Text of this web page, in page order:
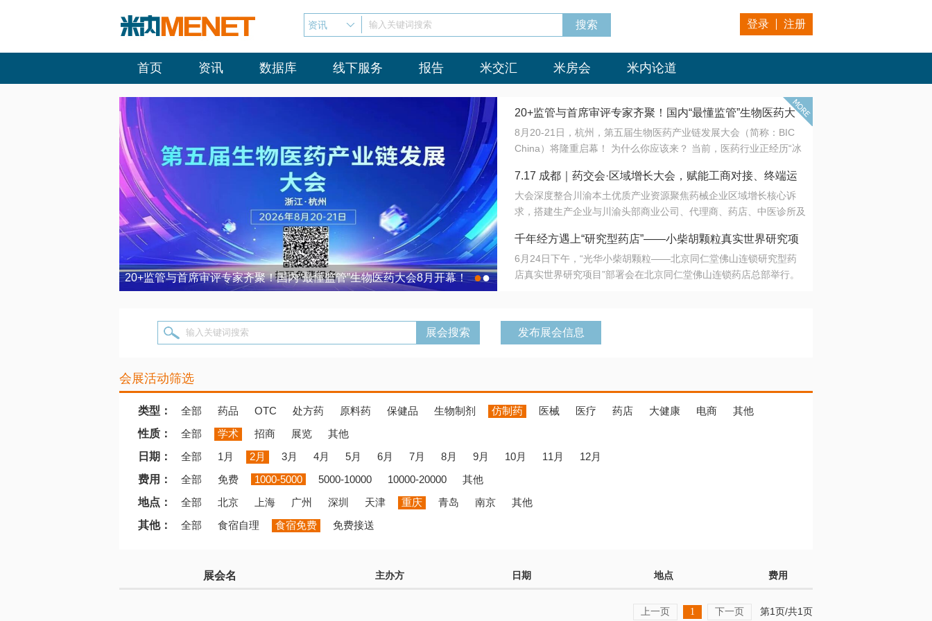
资讯 输入关键词搜索 登录 注册
首页 资讯 数据库 线下服务 报告 米交汇 米房会 米内论道
20+监管与首席审评专家齐聚！国内“最懂监管”生物医药大会8月开幕！ 7.17 成都｜药交会·区域增长大会，赋能工商对接、终端运营
●●
20+监管与首席审评专家齐聚！国内“最懂监管”生物医药大
会8月开幕！
8月20-21日，杭州，第五届生物医药产业链发展大会（简称：BIC
China）将隆重启幕！ 为什么你应该来？ 当前，医药行业正经历“冰
法正重新定义研发效率；另一端是创新药“最后一公里”的支付与入院
难题，呼唤更成熟的产业生态。 同质化“内卷”已无出路，全产业链协
同与出海能力建设才是破局关键。 本届大会以 “重构生态，定义未
算力突围；从中药创新、复杂药物制剂、CGT、多肽与小核酸的技
术攻坚，到CDMO的柔性智造。 我们致力于打破壁垒，让“实验
室”与“生产线”、“研发端”与“支付端”深度对话，更让监管、产业、资
7.17 成都｜药交会·区域增长大会，赋能工商对接、终端运
营
大会深度整合川渝本土优质产业资源聚焦药械企业区域增长核心诉
求，搭建生产企业与川渝头部商业公司、代理商、药店、中医诊所及
域增量份额夯实西南市场战略布局
千年经方遇上“研究型药店”——小柴胡颗粒真实世界研究项
目在北京同仁堂佛山连锁启动
6月24日下午，“光华小柴胡颗粒——北京同仁堂佛山连锁研究型药
店真实世界研究项目”部署会在北京同仁堂佛山连锁药店总部举行。
输入关键词搜索 发布展会信息
会展活动筛选
类型： 全部 药品 OTC 处方药 原料药 保健品 生物制剂 仿制药 医械 医疗 药店 大健康 电商
其他
性质：
全部 学术 招商 展览
其他
日期：
全部 1月 2月 3月 4月 5月 6月 7月 8月 9月 10月 11月
12月
费用：
全部 免费 1000-5000 5000-10000 10000-20000
其他
地点：
全部 北京 上海 广州 深圳 天津 重庆 青岛 南京
其他
其他：
全部 食宿自理 食宿免费 免费接送
展会名 主办方 日期 地点 费用
上一页 1 下一页 第1页/共1页